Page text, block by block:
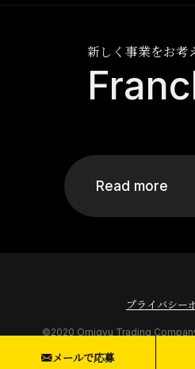
メールで応募
新しく事業をお考
Read more
プライバシー
©2020 Omigyu Trading